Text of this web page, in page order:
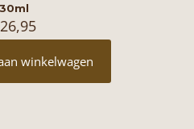
30ml
26,95
winkelwagen